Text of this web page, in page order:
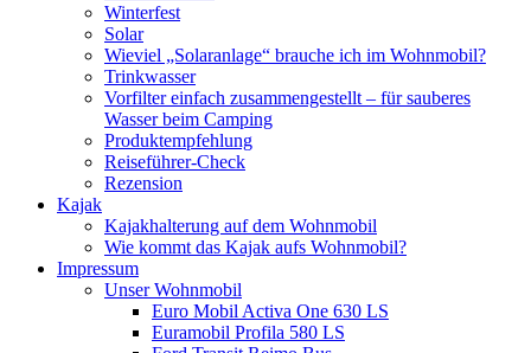
Winterfest
Solar
Wieviel „Solaranlage“ brauche ich im Wohnmobil?
Trinkwasser
Vorfilter einfach zusammengestellt – für sauberes
Wasser beim Camping
Produktempfehlung
Reiseführer-Check
Rezension
Kajak
Kajakhalterung auf dem Wohnmobil
Wie kommt das Kajak aufs Wohnmobil?
Impressum
Unser Wohnmobil
Euro Mobil Activa One 630 LS
Euramobil Profila 580 LS